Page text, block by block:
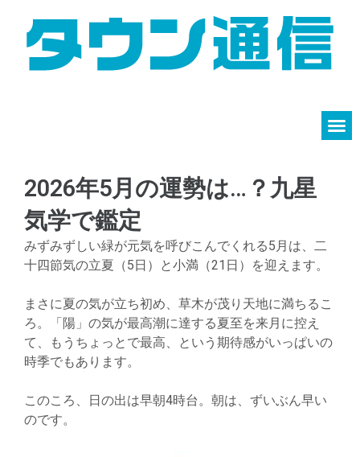
2026年5月の運勢は…？九星
気学で鑑定
みずみずしい緑が元気を呼びこんでくれる5月は、二
十四節気の立夏（5日）と小満（21日）を迎えます。
まさに夏の気が立ち初め、草木が茂り天地に満ちるこ
ろ。「陽」の気が最高潮に達する夏至を来月に控え
て、もうちょっとで最高、という期待感がいっぱいの
時季でもあります。
このころ、日の出は早朝4時台。朝は、ずいぶん早い
のです。